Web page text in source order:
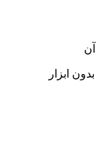
ابزار